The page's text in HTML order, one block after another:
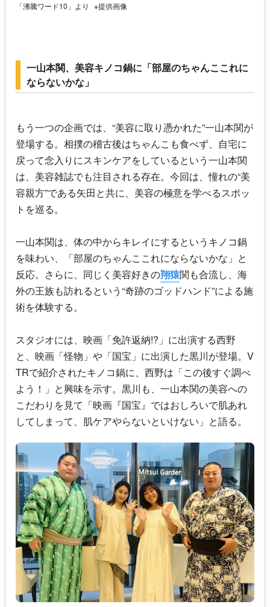
「沸騰ワード10」より ※提供画像
一山本関、美容キノコ鍋に「部屋のちゃんここれに
ならないかな」
もう一つの企画では、“美容に取り憑かれた”一山本関が
登場する。相撲の稽古後はちゃんこも食べず、自宅に
戻って念入りにスキンケアをしているという一山本関
は、美容雑誌でも注目される存在。今回は、憧れの“美
容親方”である矢田と共に、美容の極意を学べるスポッ
トを巡る。
一山本関は、体の中からキレイにするというキノコ鍋
を味わい、「部屋のちゃんここれにならないかな」と
反応。さらに、同じく美容好きの翔猿関も合流し、海
外の王族も訪れるという“奇跡のゴッドハンド”による施
術を体験する。
スタジオには、映画「免許返納!?」に出演する西野
と、映画「怪物」や「国宝」に出演した黒川が登場。V
TRで紹介されたキノコ鍋に、西野は「この後すぐ調べ
よう！」と興味を示す。黒川も、 一山本関の美容への
こだわりを見て「映画『国宝』ではおしろいで肌あれ
してしまって、肌ケアやらないといけない」と語る。